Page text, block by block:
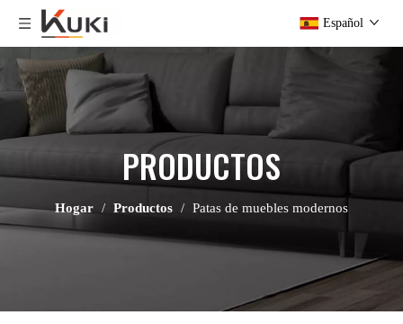
Español
PRODUCTOS
Hogar / Productos / Patas de muebles modernos